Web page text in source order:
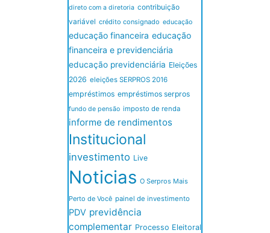
direto com a diretoria contribuição
variável crédito consignado educação
educação financeira educação
financeira e previdenciária
educação previdenciária Eleições
2026 eleições SERPROS 2016
empréstimos empréstimos serpros
fundo de pensão imposto de renda
informe de rendimentos
Institucional
investimento Live
Noticias O Serpros Mais
Perto de Você painel de investimento
PDV previdência
complementar Processo Eleitoral